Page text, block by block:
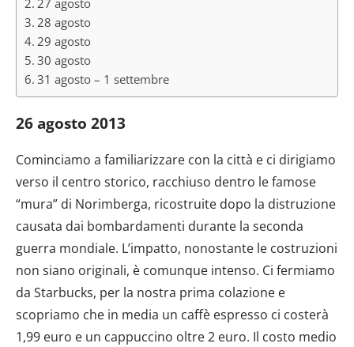
28 agosto
29 agosto
30 agosto
31 agosto – 1 settembre
26 agosto 2013
Cominciamo a familiarizzare con la città e ci dirigiamo
verso il centro storico, racchiuso dentro le famose
“mura” di Norimberga, ricostruite dopo la distruzione
causata dai bombardamenti durante la seconda
guerra mondiale. L’impatto, nonostante le costruzioni
non siano originali, è comunque intenso. Ci fermiamo
da Starbucks, per la nostra prima colazione e
scopriamo che in media un caffè espresso ci costerà
1,99 euro e un cappuccino oltre 2 euro. Il costo medio